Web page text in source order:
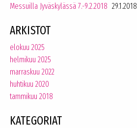
Messuilla Jyväskylässä 7.-9.2.2018 29.1.2018
ARKISTOT
elokuu 2025
helmikuu 2025
marraskuu 2022
huhtikuu 2020
tammikuu 2018
KATEGORIAT